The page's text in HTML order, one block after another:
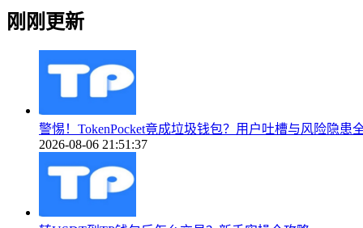
刚刚更新
警惕！TokenPocket竟成垃圾钱包？用户吐槽与风险隐患
2026-08-06 21:51:37